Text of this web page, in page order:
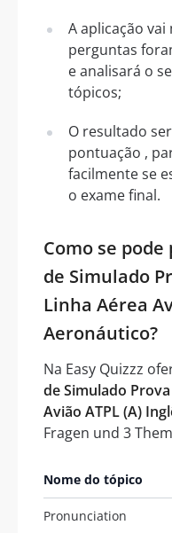
A aplicação
perguntas
e analisará o
tópicos;
O resultado
pontuação ,
facilmente se
o exame final.
Como se
de Simulado
Linha Aérea
Aeronáutico?
Na Easy Quizzz
de Simulado
Avião ATPL (A)
Fragen und 3
Nome do tópico
Pronunciation